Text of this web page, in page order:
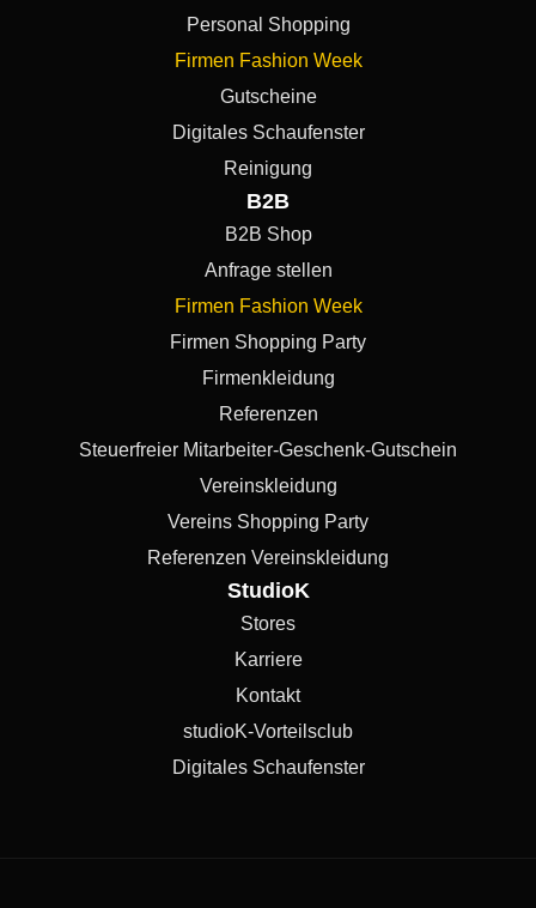
Personal Shopping
Firmen Fashion Week
Gutscheine
Digitales Schaufenster
Reinigung
B2B
B2B Shop
Anfrage stellen
Firmen Fashion Week
Firmen Shopping Party
Firmenkleidung
Referenzen
Steuerfreier Mitarbeiter-Geschenk-Gutschein
Vereinskleidung
Vereins Shopping Party
Referenzen Vereinskleidung
StudioK
Stores
Karriere
Kontakt
studioK-Vorteilsclub
Digitales Schaufenster